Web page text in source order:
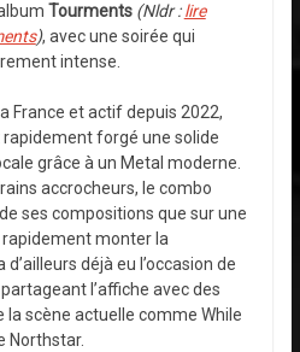
Tourments (Nldr :lire
), avec une soirée qui
intense.
France et actif depuis 2022,
rapidement forgé une solide
grâce à un Metal moderne.
accrocheurs, le combo
ses compositions que sur une
monter la
déjà eu l’occasion de
l’affiche avec des
scène actuelle comme While
Northstar.